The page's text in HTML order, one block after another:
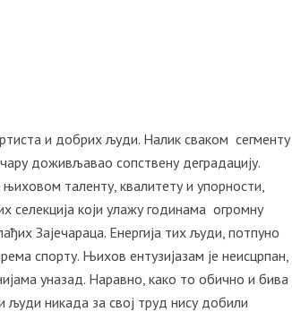
и добрих људи. Налик сваком сегменту
доживљавао сопствену деградацију.
таленту, квалитету и упорности,
селекција који улажу годинама огромну
Зајечараца. Енергија тих људи, потпуно
спорту. Њихов ентузијазам је неисцрпан,
уназад. Наравно, како то обично и бива
никада за свој труд нису добили